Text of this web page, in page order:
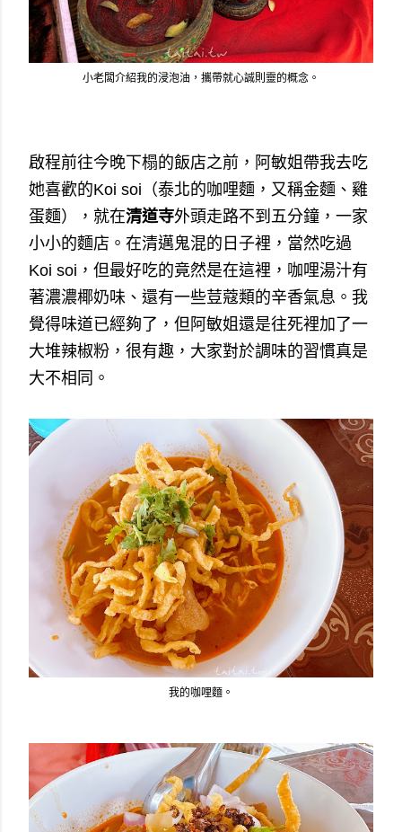
小老闆介紹我的浸泡油，攜帶就心誠則靈的概念。
啟程前往今晚下榻的飯店之前，阿敏姐帶我去吃
她喜歡的Koi soi（泰北的咖哩麵，又稱金麵、雞
蛋麵），就在清道寺外頭走路不到五分鐘，一家
小小的麵店。在清邁鬼混的日子裡，當然吃過
Koi soi，但最好吃的竟然是在這裡，咖哩湯汁有
著濃濃椰奶味、還有一些荳蔻類的辛香氣息。我
覺得味道已經夠了，但阿敏姐還是往死裡加了一
大堆辣椒粉，很有趣，大家對於調味的習慣真是
大不相同。
我的咖哩麵。